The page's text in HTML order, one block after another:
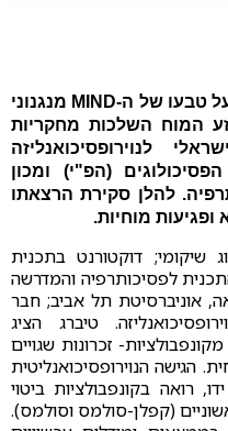
ב-17.6.18 נערך יום עיון בנושא "על טבעו של ה-MIND מנגנוני
המוח השלכות מחקריות
לנוירופסיכואנליזה
(הפ"י) ומכון
להלן סקירת הרצאתו
מוחיות.
שיקומי; דוקטורנט בתכנית
לפסיכותרפיה והמדרשה
אוניברסיטת תל אביב; חבר
טיברג הציג
זכרונות שגויים
הגישה הנוירופסיכואנליטית
רואה בקונפבולציות ביטוי
(קפלן-סולמס וסולמס).